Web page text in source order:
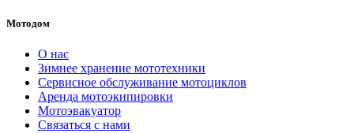
Мотодом
О нас
Зимнее хранение мототехники
Сервисное обслуживание мотоциклов
Аренда мотоэкипировки
Мотоэвакуатор
Связаться с нами